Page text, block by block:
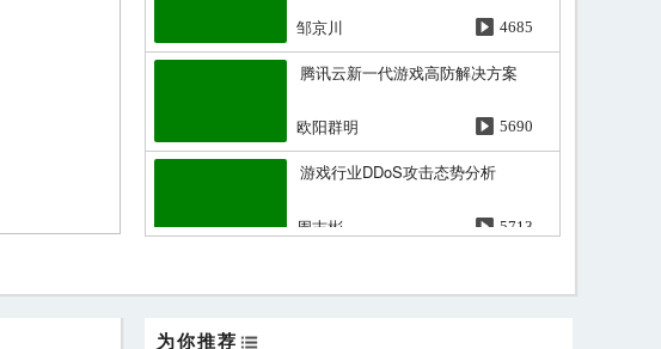
邹京川 4685
腾讯云新一代游戏高防解决方案
欧阳群明 5690
游戏行业DDoS攻击态势分析
周志彬 5713
为你推荐